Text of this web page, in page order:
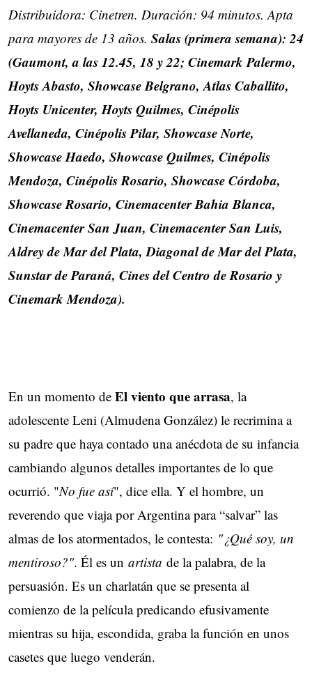
Distribuidora: Cinetren. Duración: 94 minutos. Apta
para mayores de 13 años. Salas (primera semana): 24
(Gaumont, a las 12.45, 18 y 22; Cinemark Palermo,
Hoyts Abasto, Showcase Belgrano, Atlas Caballito,
Hoyts Unicenter, Hoyts Quilmes, Cinépolis
Avellaneda, Cinépolis Pilar, Showcase Norte,
Showcase Haedo, Showcase Quilmes, Cinépolis
Mendoza, Cinépolis Rosario, Showcase Córdoba,
Showcase Rosario, Cinemacenter Bahia Blanca,
Cinemacenter San Juan, Cinemacenter San Luis,
Aldrey de Mar del Plata, Diagonal de Mar del Plata,
Sunstar de Paraná, Cines del Centro de Rosario y
Cinemark Mendoza).
En un momento de El viento que arrasa, la
adolescente Leni (Almudena González) le recrimina a
su padre que haya contado una anécdota de su infancia
cambiando algunos detalles importantes de lo que
ocurrió. "No fue así", dice ella. Y el hombre, un
reverendo que viaja por Argentina para “salvar” las
almas de los atormentados, le contesta: "¿Qué soy, un
mentiroso?". Él es un artista de la palabra, de la
persuasión. Es un charlatán que se presenta al
comienzo de la película predicando efusivamente
mientras su hija, escondida, graba la función en unos
casetes que luego venderán.